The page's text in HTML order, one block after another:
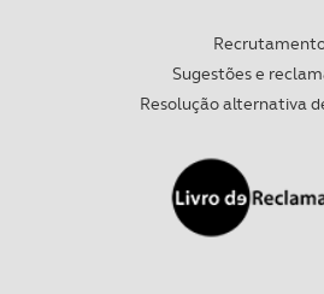
Sugestões e
Resolução alternativa